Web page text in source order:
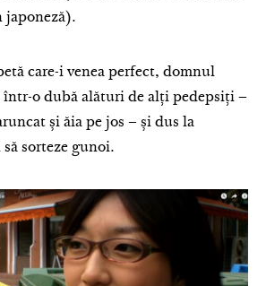
japoneză).
care-i venea perfect, domnul
într-o dubă alături de alți pedepsiți –
și ăia pe jos – și dus la
sorteze gunoi.